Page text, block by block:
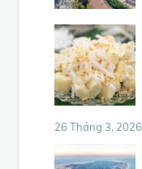
26 Tháng 3, 2026